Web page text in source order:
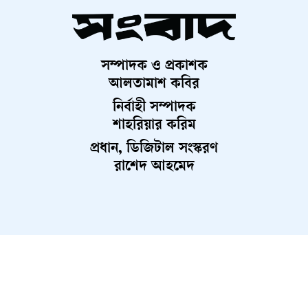
সম্পাদক ও প্রকাশক
আলতামাশ কবির
নির্বাহী সম্পাদক
শাহরিয়ার করিম
প্রধান, ডিজিটাল সংস্করণ
রাশেদ আহমেদ